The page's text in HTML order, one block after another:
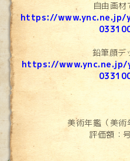
自由画材
https://www.ync.ne.jp/
鉛筆顔デ
https://www.ync.ne.jp/
美術年鑑（美術
評価額：